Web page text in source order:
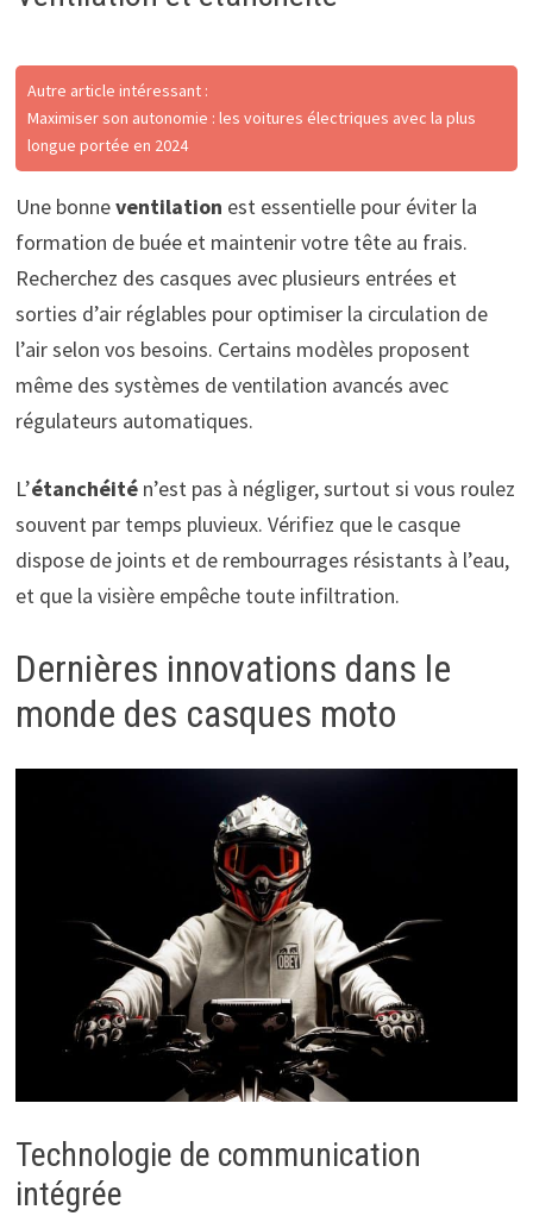
Autre article intéressant :
Maximiser son autonomie : les voitures électriques avec la plus
longue portée en 2024
Une bonneventilation est essentielle pour éviter la
formation de buée et maintenir votre tête au frais.
Recherchez des casques avec plusieurs entrées et
sorties d’air réglables pour optimiser la circulation de
l’air selon vos besoins. Certains modèles proposent
même des systèmes de ventilation avancés avec
régulateurs automatiques.
L’étanchéitén’est pas à négliger, surtout si vous roulez
souvent par temps pluvieux. Vérifiez que le casque
dispose de joints et de rembourrages résistants à l’eau,
et que la visière empêche toute infiltration.
Dernières innovations dans le
monde des casques moto
Technologie de communication
intégrée